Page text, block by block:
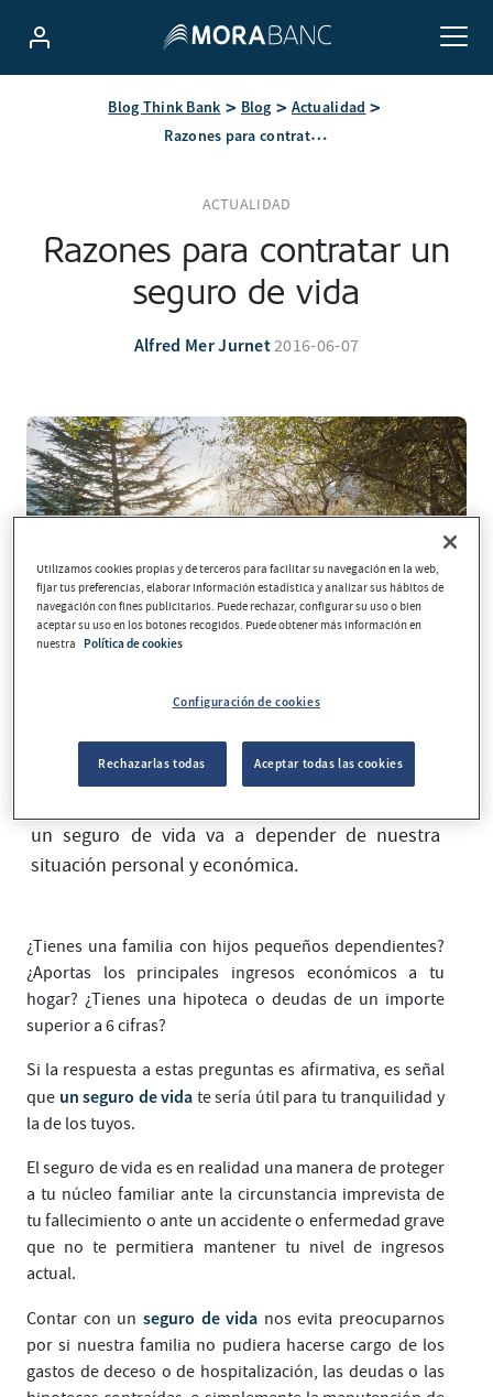
Blog Think Bank Blog Actualidad
Razones para contratar un seguro de vida
ACTUALIDAD
Razones para contratar un
seguro de vida
Alfred Mer Jurnet2016-06-07
¿Necesito un seguro de vida? A veces nos
hacemos esta pregunta cuando pensamos en el
un seguro de vida va a depender de nuestra
situación personal y económica.
¿Tienes una familia con hijos pequeños dependientes?
¿Aportas los principales ingresos económicos a tu
hogar? ¿Tienes una hipoteca o deudas de un importe
superior a 6 cifras?
Si la respuesta a estas preguntas es afirmativa, es señal
que un seguro de vida te sería útil para tu tranquilidad y
la de los tuyos.
El seguro de vida es en realidad una manera de proteger
a tu núcleo familiar ante la circunstancia imprevista de
tu fallecimiento o ante un accidente o enfermedad grave
que no te permitiera mantener tu nivel de ingresos
actual.
Contar con un seguro de vida nos evita preocuparnos
por si nuestra familia no pudiera hacerse cargo de los
gastos de deceso o de hospitalización, las deudas o las
Utilizamos cookies propias y de terceros para facilitar su navegación en la web,
fijar tus preferencias, elaborar información estadística y analizar sus hábitos de
navegación con fines publicitarios. Puede rechazar, configurar su uso o bien
aceptar su uso en los botones recogidos. Puede obtener más información en
nuestra
Política de cookies
Configuración de cookies
Rechazarlas todas Aceptar todas las cookies